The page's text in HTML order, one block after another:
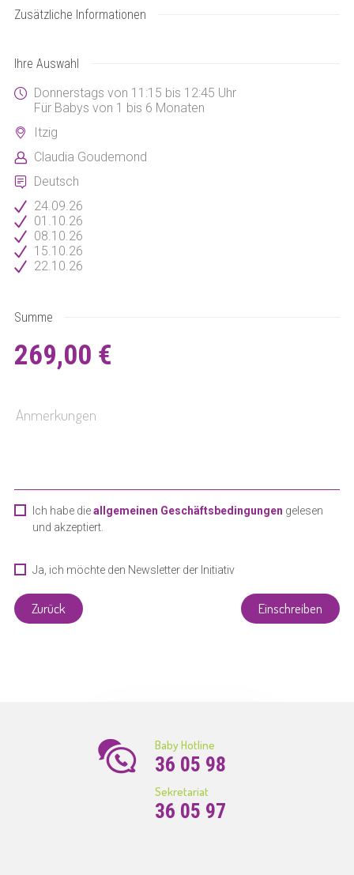
Zusätzliche Informationen
Ihre Auswahl
Donnerstags von 11:15 bis 12:45 Uhr
Für Babys von 1 bis 6 Monaten
Itzig
Claudia Goudemond
Deutsch
24.09.26
01.10.26
08.10.26
15.10.26
22.10.26
Summe
269,00 €
Ich habe dieallgemeinen Geschäftsbedingungen gelesen
und akzeptiert.
Ja, ich möchte den Newsletter der Initiativ
Einschreiben
Zurück
Baby Hotline
36 05 98
Sekretariat
36 05 97